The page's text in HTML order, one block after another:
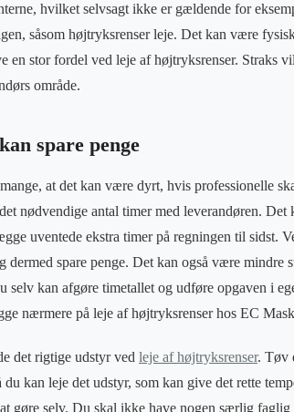
hvilket selvsagt ikke er gældende for
såsom højtryksrenser leje. Det kan være
en stor fordel ved leje af højtryksrenser. Straks
område.
spare penge
at det kan være dyrt, hvis professionelle
nødvendige antal timer med leverandøren.
uventede ekstra timer på regningen til sidst.
dermed spare penge. Det kan også være mindre
selv kan afgøre timetallet og udføre opgaven i
nærmere på leje af højtryksrenser hos EC
det rigtige udstyr ved leje af højtryksrenser. Tøv
du kan leje det udstyr, som kan give det rette
gøre selv. Du skal ikke have nogen særlig